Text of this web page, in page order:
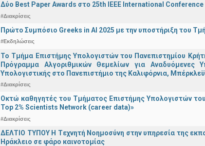
Δύο Best Paper Awards στο 25th IEEE International
#Διακρίσεις
Πρώτο Συμπόσιο Greeks in AI 2025 με την υποστήριξη του
#Εκδηλώσεις
Το Τμήμα Επιστήμης Υπολογιστών του Πανεπιστημίου
Πρόγραμμα Αλγοριθμικών Θεμελίων για Αναδυόμενες
Υπολογιστικής στο Πανεπιστήμιο της Καλιφόρνια,
#Διακρίσεις
Οκτώ καθηγητές του Τμήματος Επιστήμης Υπολογιστών
Top 2% Scientists Network (career data)»
#Διακρίσεις
ΔΕΛΤΙΟ ΤΥΠΟΥ H Tεχνητή Νοημοσύνη στην υπηρεσία της
Ηράκλειο σε φάρο καινοτομίας